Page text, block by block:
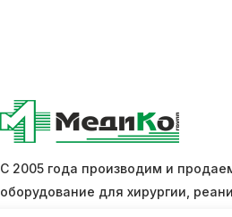
С 2005 года производим и
оборудование для хирургии,